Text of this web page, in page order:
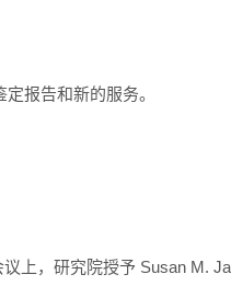
报告和新的服务。
上，研究院授予 Susan M.